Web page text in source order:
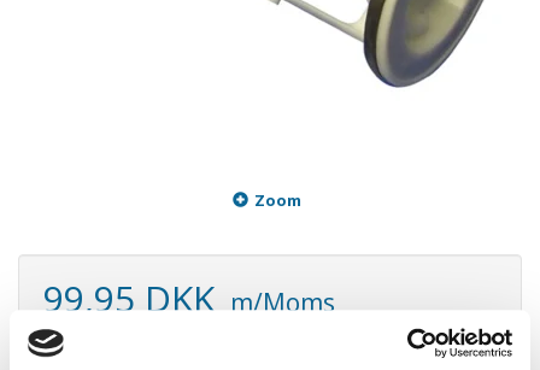
Zoom
99,95 DKK m/Moms
Plus leveringsomkostninger. 39,00 til pakkehops. Fri fragt til
pakkeshop ved køb over 599,-